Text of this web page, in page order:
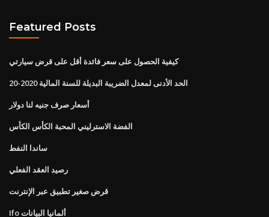
Featured Posts
كيفية الحصول على سعر فائدة أقل على قرض سيارتي
الحد الأدنى لمعدل الضريبة البديلة للسنة المالية 2020-20
أسعار صرف جنيه لنا دولار
الفضة الاسترليني المحبة الكأس الكأس
ساندا النفط
رصيد العقد الفعلي
قرض صغير تطبيق عبر الإنترنت
Ifo ألمانيا البيانات